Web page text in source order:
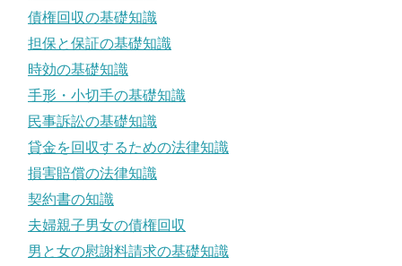
債権回収の基礎知識
担保と保証の基礎知識
時効の基礎知識
手形・小切手の基礎知識
民事訴訟の基礎知識
貸金を回収するための法律知識
損害賠償の法律知識
契約書の知識
夫婦親子男女の債権回収
男と女の慰謝料請求の基礎知識